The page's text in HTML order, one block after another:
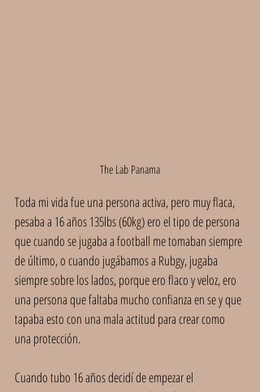
The Lab Panama
Toda mi vida fue una persona activa, pero muy flaca,
pesaba a 16 años 135lbs (60kg) ero el tipo de persona
que cuando se jugaba a football me tomaban siempre
de último, o cuando jugábamos a Rubgy, jugaba
siempre sobre los lados, porque ero flaco y veloz, ero
una persona que faltaba mucho confianza en se y que
tapaba esto con una mala actitud para crear como
una protección.
Cuando tubo 16 años decidí de empezar el